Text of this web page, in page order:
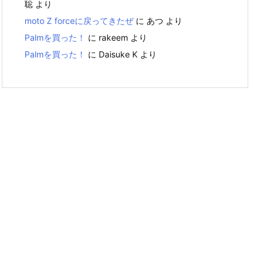
聡 より
moto Z forceに戻ってきたぜに あつ より
Palmを買った！
に rakeem より
Palmを買った！
に Daisuke K より